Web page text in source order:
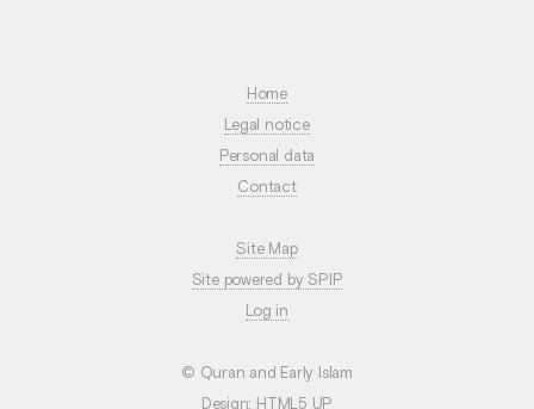
Home
Legal notice
Personal data
Contact
Site Map
Site powered by SPIP
Log in
© Quran and Early Islam
Design: HTML5 UP